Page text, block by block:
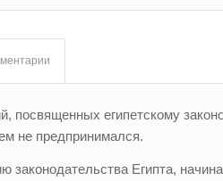
посвященных египетскому
не предпринимался.
Египта,